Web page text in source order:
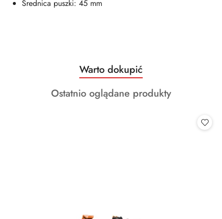
Średnica puszki: 45 mm
Pomiń karuzelę produktów
Produkty
o
statusie:
Warto dokupić
Produkty
Ostatnio oglądane produkty